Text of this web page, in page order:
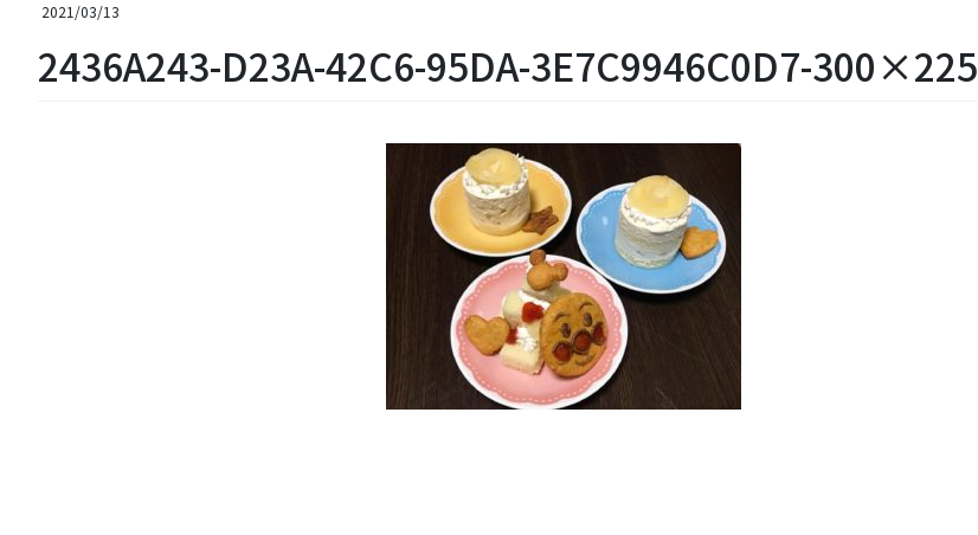
2021/03/13
2436A243-D23A-42C6-95DA-3E7C9946C0D7-300×225